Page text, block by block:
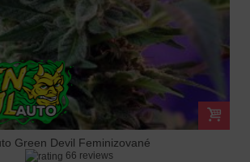
Green Devil Feminizované
66 reviews